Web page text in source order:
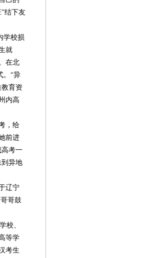
结下友
学校损
就
在北
。“异
育资
内高
，给
前进
高考一
到异地
辽宁
哥鼓
校、
等学
考生